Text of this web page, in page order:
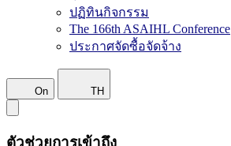
ปฏิทินกิจกรรม
The 166th ASAIHL Conference
ประกาศจัดซื้อจัดจ้าง
On TH
ตัวช่วยการเข้าถึง